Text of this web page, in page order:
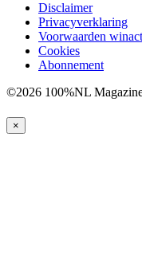
Disclaimer
Privacyverklaring
Voorwaarden
Cookies
Abonnement
©2026 100%NL
×